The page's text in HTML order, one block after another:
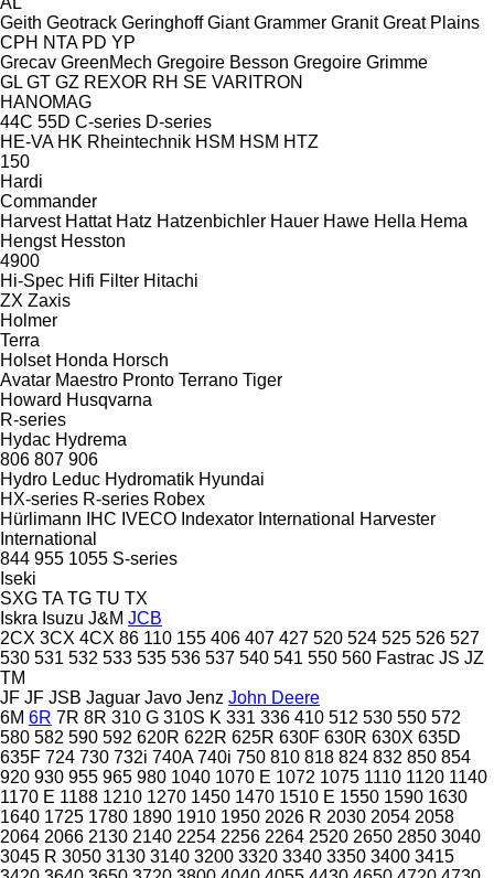
Geith Geotrack Geringhoff Giant Grammer Granit Great Plains
CPH NTA PD YP
Grecav GreenMech Gregoire Besson Gregoire Grimme
GL GT GZ REXOR RH SE VARITRON
HANOMAG
44C 55D C-series D-series
HE-VA HK Rheintechnik HSM HSM HTZ
150
Hardi
Commander
Harvest Hattat Hatz Hatzenbichler Hauer Hawe Hella Hema
Hengst Hesston
4900
Hi-Spec Hifi Filter Hitachi
ZX Zaxis
Holmer
Terra
Holset Honda Horsch
Avatar Maestro Pronto Terrano Tiger
Howard Husqvarna
R-series
Hydac Hydrema
806 807 906
Hydro Leduc Hydromatik Hyundai
HX-series R-series Robex
Hürlimann
IHC IVECO Indexator International Harvester
International
844 955 1055 S-series
Iseki
SXG TA TG TU TX
Iskra Isuzu J&M JCB
2CX 3CX 4CX 86 110 155 406 407 427 520 524 525 526 527
530 531 532 533 535 536 537 540 541 550 560 Fastrac JS JZ
TM
JF JF JSB Jaguar Javo Jenz John Deere
6M 6R 7R 8R 310 G 310S K 331 336 410 512 530 550 572
580 582 590 592 620R 622R 625R 630F 630R 630X 635D
635F 724 730 732i 740A 740i 750 810 818 824 832 850 854
920 930 955 965 980 1040 1070 E 1072 1075 1110 1120 1140
1170 E 1188 1210 1270 1450 1470 1510 E 1550 1590 1630
1640 1725 1780 1890 1910 1950 2026 R 2030 2054 2058
2064 2066 2130 2140 2254 2256 2264 2520 2650 2850 3040
3045 R 3050 3130 3140 3200 3320 3340 3350 3400 3415